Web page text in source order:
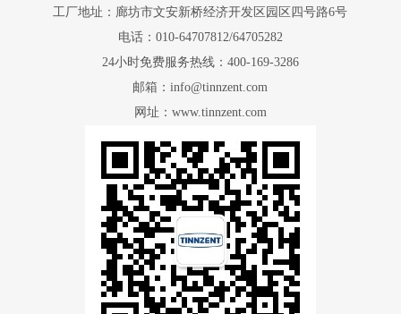
工厂地址：廊坊市文安新桥经济开发区园区四号路6号
电话：010-64707812/64705282
24小时免费服务热线：400-169-3286
邮箱：info@tinnzent.com
网址：www.tinnzent.com